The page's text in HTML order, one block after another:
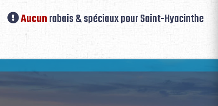
Aucunrabais & spéciaux pour Saint-Hyacinthe